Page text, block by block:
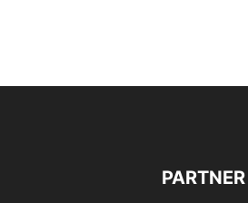
PARTNER